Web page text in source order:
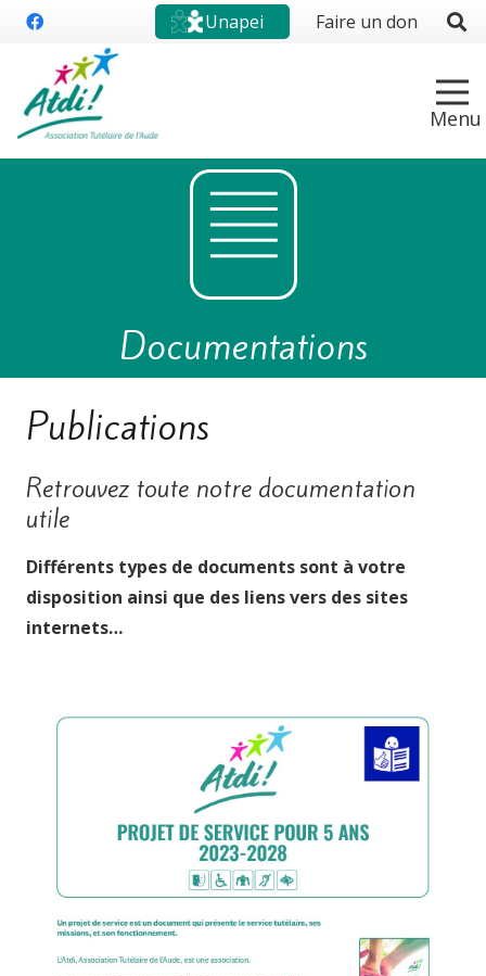
Unapei Faire un don
Documentations
Publications
Retrouvez toute notre documentation
utile
Différents types de documents sont à votre
disposition ainsi que des liens vers des sites
internets…